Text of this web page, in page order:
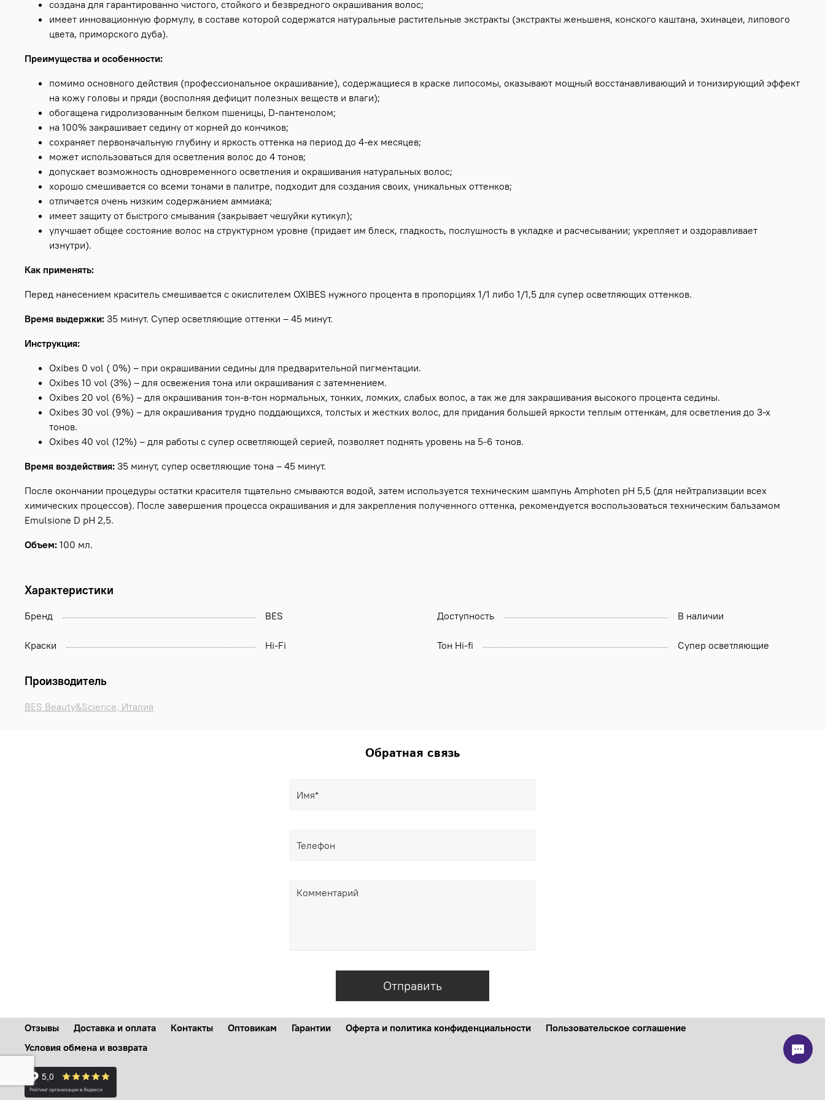
создана для гарантированно чистого, стойкого и безвредного окрашивания волос;
имеет инновационную формулу, в составе которой содержатся натуральные растительные экстракты (экстракты женьшеня, конского каштана, эхинацеи, липового
цвета, приморского дуба).
Преимущества и особенности:
помимо основного действия (профессиональное окрашивание), содержащиеся в краске липосомы, оказывают мощный восстанавливающий и тонизирующий эффект
на кожу головы и пряди (восполняя дефицит полезных веществ и влаги);
обогащена гидролизованным белком пшеницы, D-пантенолом;
на 100% закрашивает седину от корней до кончиков;
сохраняет первоначальную глубину и яркость оттенка на период до 4-ех месяцев;
может использоваться для осветления волос до 4 тонов;
допускает возможность одновременного осветления и окрашивания натуральных волос;
хорошо смешивается со всеми тонами в палитре, подходит для создания своих, уникальных оттенков;
отличается очень низким содержанием аммиака;
имеет защиту от быстрого смывания (закрывает чешуйки кутикул);
улучшает общее состояние волос на структурном уровне (придает им блеск, гладкость, послушность в укладке и расчесывании; укрепляет и оздоравливает
изнутри).
Как применять:
Перед нанесением краситель смешивается с окислителем OXIBES нужного процента в пропорциях 1/1 либо 1/1,5 для супер осветляющих оттенков.
Время выдержки: 35 минут. Супер осветляющие оттенки – 45 минут.
Инструкция:
Oxibes 0 vol ( 0%) – при окрашивании седины для предварительной пигментации.
Oxibes 10 vol (3%) – для освежения тона или окрашивания с затемнением.
Oxibes 20 vol (6%) – для окрашивания тон-в-тон нормальных, тонких, ломких, слабых волос, а так же для закрашивания высокого процента седины.
Oxibes 30 vol (9%) – для окрашивания трудно поддающихся, толстых и жестких волос, для придания большей яркости теплым оттенкам, для осветления до 3-х
тонов.
Oxibes 40 vol (12%) – для работы с супер осветляющей серией, позволяет поднять уровень на 5-6 тонов.
Время воздействия: 35 минут, супер осветляющие тона – 45 минут.
После окончании процедуры остатки красителя тщательно смываются водой, затем используется техническим шампунь Amphoten рН 5,5 (для нейтрализации всех
химических процессов). После завершения процесса окрашивания и для закрепления полученного оттенка, рекомендуется воспользоваться техническим бальзамом
Emulsione D рН 2,5.
Объем: 100 мл.
Характеристики
Бренд BES Доступность В наличии
Краски Hi-Fi Тон Hi-fi Супер осветляющие
Производитель
BES Beauty&Science, Италия
Обратная связь
Отправить
Отзывы Доставка и оплата Контакты Оптовикам Гарантии Оферта и политика конфиденциальности
Пользовательское соглашение
Условия обмена и возврата